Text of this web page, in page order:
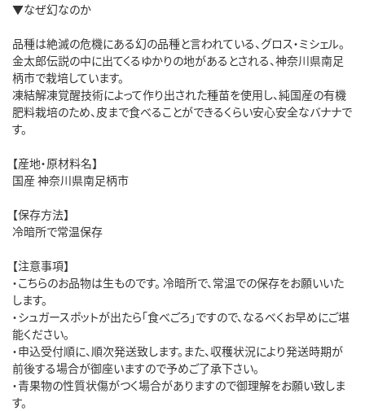
▼なぜ幻なのか
品種は絶滅の危機にある幻の品種と言われている、グロス・ミシェル。
金太郎伝説の中に出てくるゆかりの地があるとされる、神奈川県南足
柄市で栽培しています。
凍結解凍覚醒技術によって作り出された種苗を使用し、純国産の有機
肥料栽培のため、皮まで食べることができるくらい安心安全なバナナで
す。
【産地・原材料名】
国産 神奈川県南足柄市
【保存方法】
冷暗所で常温保存
【注意事項】
・こちらのお品物は生ものです。 冷暗所で、常温での保存をお願いいた
します。
・シュガースポットが出たら「食べごろ」ですので、なるべくお早めにご堪
能ください。
・申込受付順に、順次発送致します。また、収穫状況により発送時期が
前後する場合が御座いますので予めご了承下さい。
・青果物の性質状傷がつく場合がありますので御理解をお願い致しま
す。